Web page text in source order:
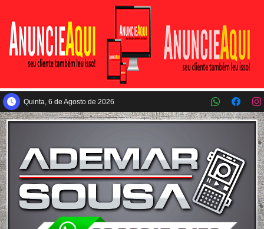
Pular para o conteúdo principal
Quinta, 6 de Agosto de 2026